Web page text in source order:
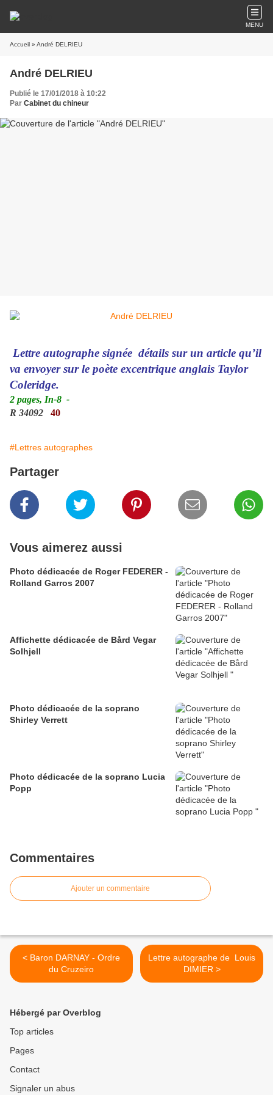
MENU
Accueil » ​​​​​​​André DELRIEU
​​​​​​​André DELRIEU
Publié le 17/01/2018 à 10:22
Par Cabinet du chineur
Lettre autographe signée détails sur un article qu’il
va envoyer sur le poète excentrique anglais Taylor
Coleridge.
2 pages, In-8 -
R 34092
40
#Lettres autographes
Partager
Vous aimerez aussi
Photo dédicacée de Roger FEDERER -
Rolland Garros 2007
Affichette dédicacée de Bård Vegar
Solhjell
Photo dédicacée de la soprano
Shirley Verrett
Photo dédicacée de la soprano Lucia
Popp
Commentaires
Ajouter un commentaire
< Baron DARNAY - Ordre
du Cruzeiro
Lettre autographe de Louis
DIMIER >
Hébergé par Overblog
Top articles
Pages
Contact
Signaler un abus